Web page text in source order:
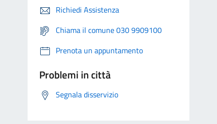
Richiedi Assistenza
Chiama il comune 030 9909100
Prenota un appuntamento
Problemi in città
Segnala disservizio